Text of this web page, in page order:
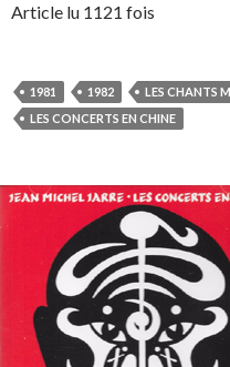
Article lu 1121 fois
1981 1982
LES CHANTS
LES CONCERTS EN CHINE